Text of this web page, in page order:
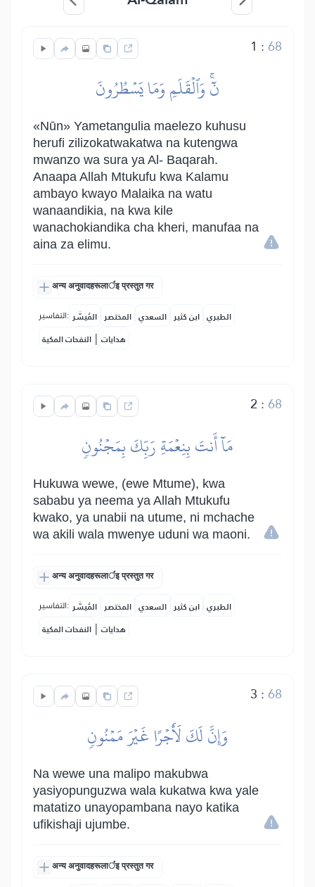
1 :68
نٓۚ وَٱلۡقَلَمِ وَمَا يَسۡطُرُونَ
«Nūn» Yametangulia maelezo kuhusu
herufi zilizokatwakatwa na kutengwa
mwanzo wa sura ya Al- Baqarah.
Anaapa Allah Mtukufu kwa Kalamu
ambayo kwayo Malaika na watu
wanaandikia, na kwa kile
wanachokiandika cha kheri, manufaa na
aina za elimu.
अन्य अनुवादहरूलार्इ प्रस्तुत गर
التفاسير: المُيسَّر المختصر السعدي ابن كثير الطبري
النفحات المكية | هدايات
2 :68
مَآ أَنتَ بِنِعۡمَةِ رَبِّكَ بِمَجۡنُونٖ
Hukuwa wewe, (ewe Mtume), kwa
sababu ya neema ya Allah Mtukufu
kwako, ya unabii na utume, ni mchache
wa akili wala mwenye uduni wa maoni.
अन्य अनुवादहरूलार्इ प्रस्तुत गर
التفاسير: المُيسَّر المختصر السعدي ابن كثير الطبري
النفحات المكية | هدايات
3 :68
وَإِنَّ لَكَ لَأَجۡرًا غَيۡرَ مَمۡنُونٖ
Na wewe una malipo makubwa
yasiyopunguzwa wala kukatwa kwa yale
matatizo unayopambana nayo katika
ufikishaji ujumbe.
अन्य अनुवादहरूलार्इ प्रस्तुत गर